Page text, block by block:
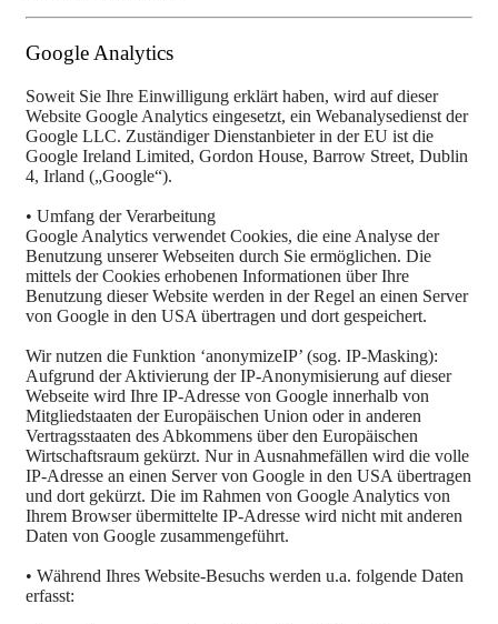
Google Analytics
Soweit Sie Ihre Einwilligung erklärt haben, wird auf dieser
Website Google Analytics eingesetzt, ein Webanalysedienst der
Google LLC. Zuständiger Dienstanbieter in der EU ist die
Google Ireland Limited, Gordon House, Barrow Street, Dublin
4, Irland („Google“).
• Umfang der Verarbeitung
Google Analytics verwendet Cookies, die eine Analyse der
Benutzung unserer Webseiten durch Sie ermöglichen. Die
mittels der Cookies erhobenen Informationen über Ihre
Benutzung dieser Website werden in der Regel an einen Server
von Google in den USA übertragen und dort gespeichert.
Wir nutzen die Funktion ‘anonymizeIP’ (sog. IP-Masking):
Aufgrund der Aktivierung der IP-Anonymisierung auf dieser
Webseite wird Ihre IP-Adresse von Google innerhalb von
Mitgliedstaaten der Europäischen Union oder in anderen
Vertragsstaaten des Abkommens über den Europäischen
Wirtschaftsraum gekürzt. Nur in Ausnahmefällen wird die volle
IP-Adresse an einen Server von Google in den USA übertragen
und dort gekürzt. Die im Rahmen von Google Analytics von
Ihrem Browser übermittelte IP-Adresse wird nicht mit anderen
Daten von Google zusammengeführt.
• Während Ihres Website-Besuchs werden u.a. folgende Daten
erfasst: